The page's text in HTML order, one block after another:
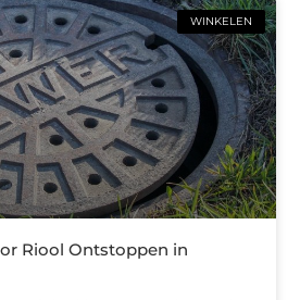
WINKELEN
Riool Ontstoppen in